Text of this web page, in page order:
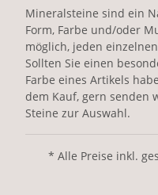
Mineralsteine sind ein
Form, Farbe und/oder
möglich, jeden
Sollten Sie einen
Farbe eines Artikels
dem Kauf, gern senden
Steine zur Auswahl.
* Alle Preise inkl.